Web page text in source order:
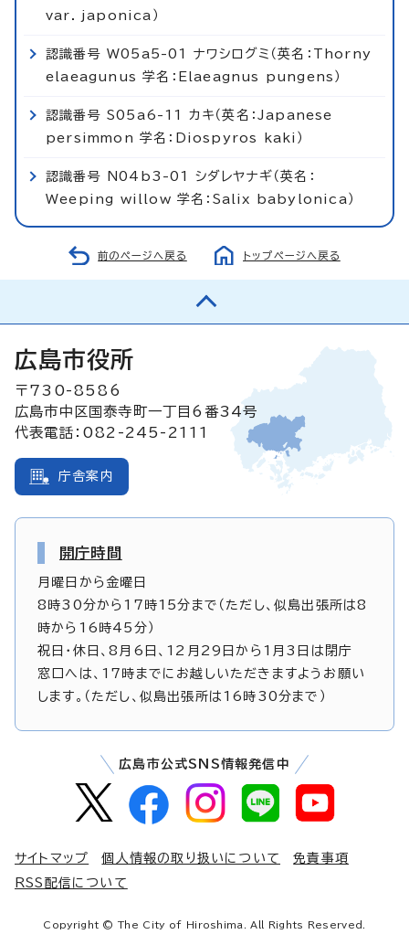
var. japonica）
認識番号 W05a5-01 ナワシログミ（英名：Thorny
elaeagunus 学名：Elaeagnus pungens）
認識番号 S05a6-11 カキ（英名：Japanese
persimmon 学名：Diospyros kaki）
認識番号 N04b3-01 シダレヤナギ（英名：
Weeping willow 学名：Salix babylonica）
前のページへ戻る トップページへ戻る
広島市役所
〒730-8586
広島市中区国泰寺町一丁目6番34号
代表電話：082-245-2111
庁舎案内
開庁時間
月曜日から金曜日
8時30分から17時15分まで（ただし、似島出張所は8
時から16時45分）
祝日・休日、8月6日、12月29日から1月3日は閉庁
窓口へは、17時までにお越しいただきますようお願い
します。（ただし、似島出張所は16時30分まで）
広島市公式SNS情報発信中
サイトマップ 個人情報の取り扱いについて
免責事項
RSS配信について
Copyright © The City of Hiroshima. All Rights Reserved.